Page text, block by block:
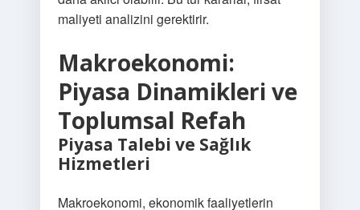
maliyeti analizini gerektirir.
Makroekonomi:
Piyasa Dinamikleri ve
Toplumsal Refah
Piyasa Talebi ve Sağlık
Hizmetleri
Makroekonomi, ekonomik faaliyetlerin